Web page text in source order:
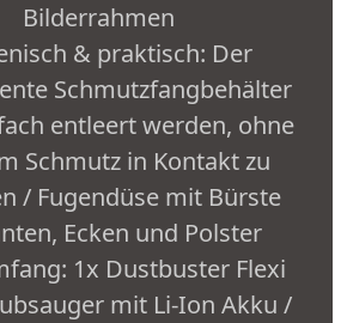
Bilderrahmen
& praktisch: Der
Schmutzfangbehälter
entleert werden, ohne
Schmutz in Kontakt zu
/ Fugendüse mit Bürste
Ecken und Polster
1x Dustbuster Flexi
mit Li-Ion Akku /